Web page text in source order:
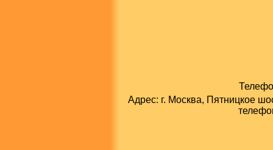
Адрес: г. Москва, Пятницкое